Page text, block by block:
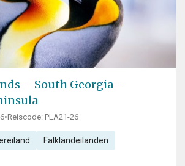
– South Georgia –
•Reiscode: PLA21-26
Falklandeilanden